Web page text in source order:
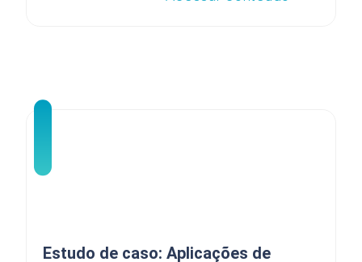
Estudo de caso: Aplicações de